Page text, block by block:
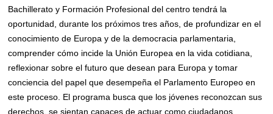
Bachillerato y Formación Profesional del centro tendrá la
oportunidad, durante los próximos tres años, de profundizar en el
conocimiento de Europa y de la democracia parlamentaria,
comprender cómo incide la Unión Europea en la vida cotidiana,
reflexionar sobre el futuro que desean para Europa y tomar
conciencia del papel que desempeña el Parlamento Europeo en
este proceso. El programa busca que los jóvenes reconozcan sus
derechos, se sientan capaces de actuar como ciudadanos